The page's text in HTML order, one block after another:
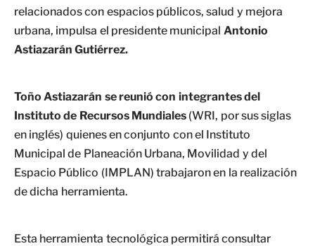
relacionados con espacios públicos, salud y mejora
urbana, impulsa el presidente municipal Antonio
Astiazarán Gutiérrez.
Toño Astiazarán se reunió con integrantes del
Instituto de Recursos Mundiales (WRI, por sus siglas
en inglés) quienes en conjunto con el Instituto
Municipal de Planeación Urbana, Movilidad y del
Espacio Público (IMPLAN) trabajaron en la realización
de dicha herramienta.
Esta herramienta tecnológica permitirá consultar